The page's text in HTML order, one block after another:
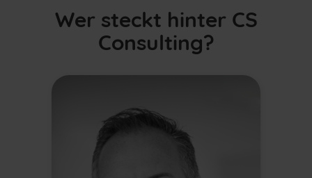
Wer steckt hinter CS
Consulting?